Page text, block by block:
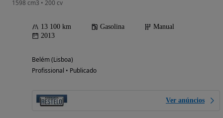
1598 cm3 • 200 cv
13 100 km Gasolina
Manual
2013
Belém (Lisboa)
Profissional • Publicado
Ver anúncios